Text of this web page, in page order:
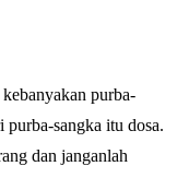
purba-
purba-sangka itu dosa.
dan janganlah